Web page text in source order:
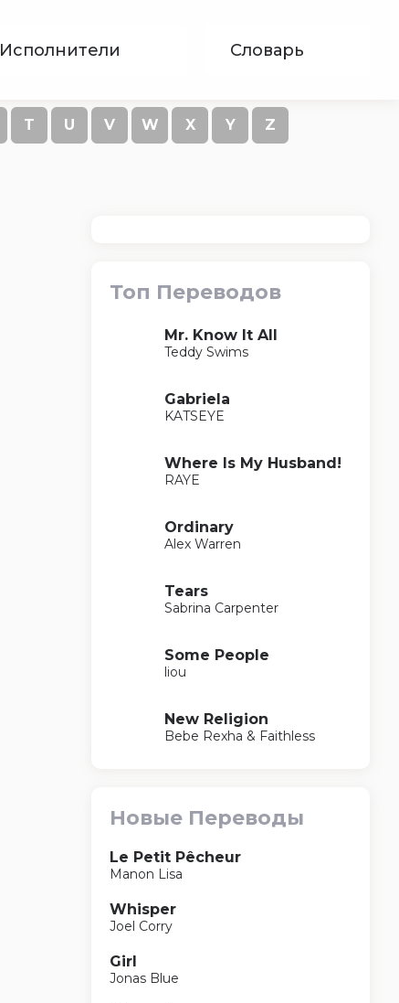
Исполнители Словарь
T U V W X Y Z
Топ Переводов
Mr. Know It All
Teddy Swims
Gabriela
KATSEYE
Where Is My Husband!
RAYE
Ordinary
Alex Warren
Tears
Sabrina Carpenter
Some People
liou
New Religion
Bebe Rexha & Faithless
Новые Переводы
Le Petit Pêcheur
Manon Lisa
Whisper
Joel Corry
Girl
Jonas Blue